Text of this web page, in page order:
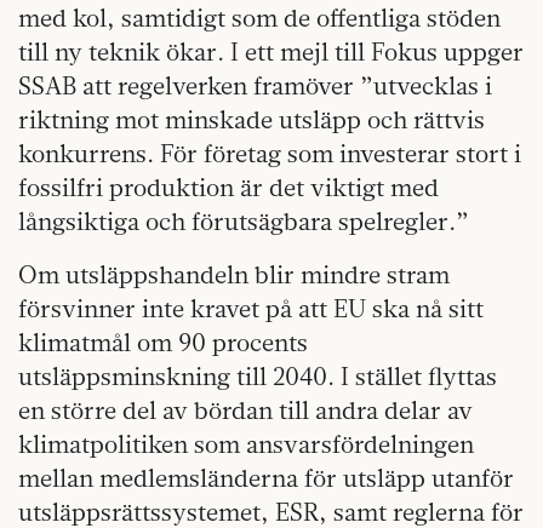
med kol, samtidigt som de offentliga stöden
till ny teknik ökar. I ett mejl till Fokus uppger
SSAB att regelverken framöver ”utvecklas i
riktning mot minskade utsläpp och rättvis
konkurrens. För företag som investerar stort i
fossilfri produktion är det viktigt med
långsiktiga och förutsägbara spelregler.”
Om utsläppshandeln blir mindre stram
försvinner inte kravet på att EU ska nå sitt
klimatmål om 90 procents
utsläppsminskning till 2040. I stället flyttas
en större del av bördan till andra delar av
klimatpolitiken som ansvarsfördelningen
mellan medlemsländerna för utsläpp utanför
utsläppsrättssystemet, ESR, samt reglerna för